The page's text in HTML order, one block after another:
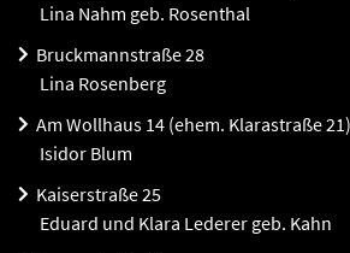
Lina Nahm geb. Rosenthal
Bruckmannstraße 28
Lina Rosenberg
Am Wollhaus 14 (ehem. Klarastraße 21)
Isidor Blum
Kaiserstraße 25
Eduard und Klara Lederer geb. Kahn